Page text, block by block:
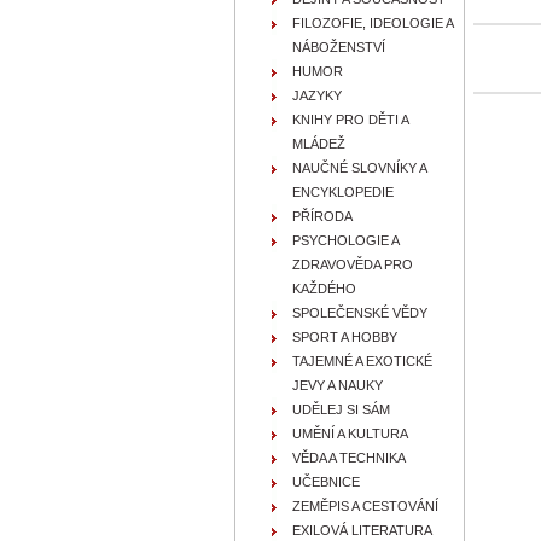
FILOZOFIE, IDEOLOGIE A
NÁBOŽENSTVÍ
HUMOR
JAZYKY
KNIHY PRO DĚTI A
MLÁDEŽ
NAUČNÉ SLOVNÍKY A
ENCYKLOPEDIE
PŘÍRODA
PSYCHOLOGIE A
ZDRAVOVĚDA PRO
KAŽDÉHO
SPOLEČENSKÉ VĚDY
SPORT A HOBBY
TAJEMNÉ A EXOTICKÉ
JEVY A NAUKY
UDĚLEJ SI SÁM
UMĚNÍ A KULTURA
VĚDA A TECHNIKA
UČEBNICE
ZEMĚPIS A CESTOVÁNÍ
EXILOVÁ LITERATURA